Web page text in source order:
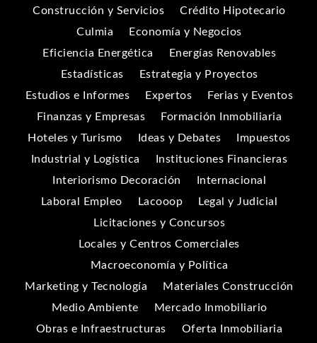
Construcción y Servicios
Crédito Hipotecario
Culmia
Economía y Negocios
Eficiencia Energética
Energías Renovables
Estadísticas
Estrategia y Proyectos
Estudios e Informes
Expertos
Ferias y Eventos
Finanzas y Empresas
Formación Inmobiliaria
Hoteles y Turismo
Ideas y Debates
Impuestos
Industrial y Logística
Instituciones Financieras
Interiorismo Decoración
Internacional
Laboral Empleo
Lacooop
Legal y Judicial
Licitaciones y Concursos
Locales y Centros Comerciales
Macroeconomía y Política
Marketing y Tecnología
Materiales Construcción
Medio Ambiente
Mercado Inmobiliario
Obras e Infraestructuras
Oferta Inmobiliaria